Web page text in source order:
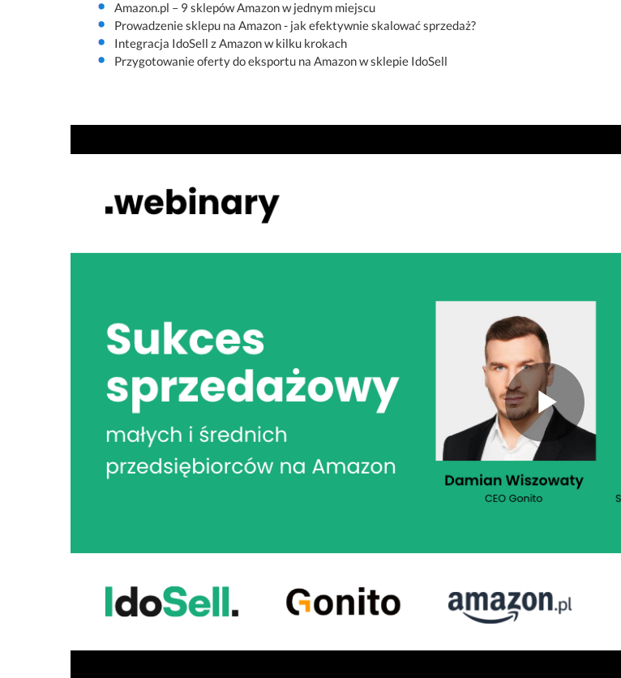
Amazon.pl – 9 sklepów Amazon w jednym miejscu
Prowadzenie sklepu na Amazon - jak efektywnie skalować sprzedaż?
Integracja IdoSell z Amazon w kilku krokach
Przygotowanie oferty do eksportu na Amazon w sklepie IdoSell